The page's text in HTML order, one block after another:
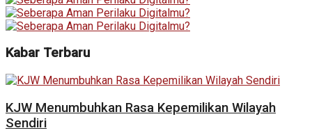
Kabar Terbaru
KJW Menumbuhkan Rasa Kepemilikan Wilayah
Sendiri